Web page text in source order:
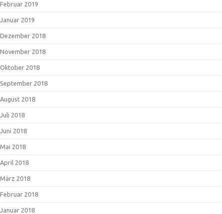
Februar 2019
Januar 2019
Dezember 2018
November 2018
Oktober 2018
September 2018
August 2018
Juli 2018
Juni 2018
Mai 2018
April 2018
März 2018
Februar 2018
Januar 2018